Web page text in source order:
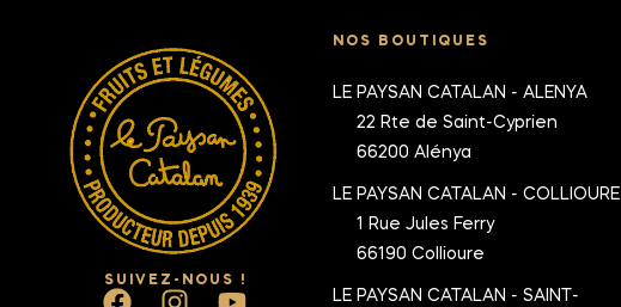
SUIVEZ-NOUS !
NOS BOUTIQUES
LE PAYSAN CATALAN - ALENYA
22 Rte de Saint-Cyprien
66200 Alénya
LE PAYSAN CATALAN - COLLIOURE
1 Rue Jules Ferry
66190 Collioure
LE PAYSAN CATALAN - SAINT-